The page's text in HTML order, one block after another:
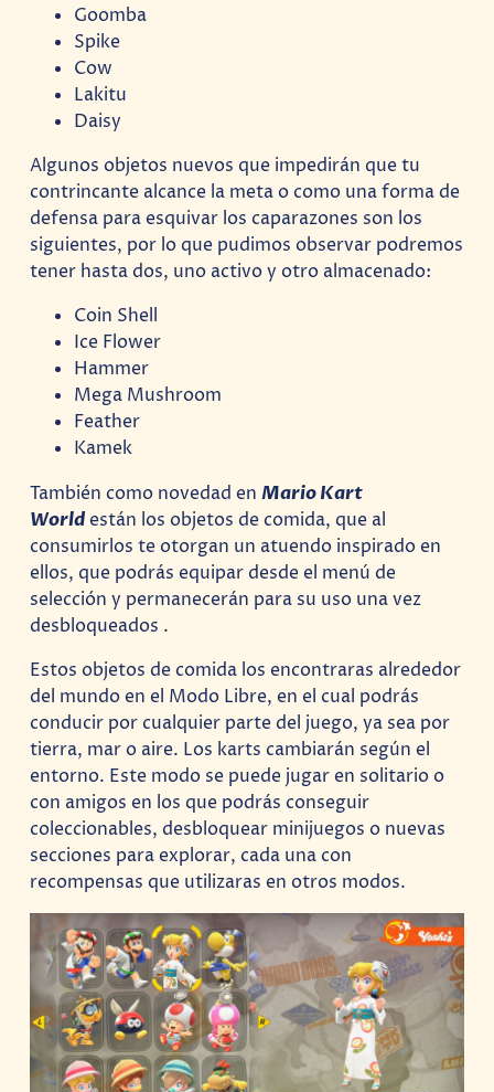
Goomba
Spike
Cow
Lakitu
Daisy
Algunos objetos nuevos que impedirán que tu
contrincante alcance la meta o como una forma de
defensa para esquivar los caparazones son los
siguientes, por lo que pudimos observar podremos
tener hasta dos, uno activo y otro almacenado:
Coin Shell
Ice Flower
Hammer
Mega Mushroom
Feather
Kamek
También como novedad enMario Kart
Worldestán los objetos de comida, que al
consumirlos te otorgan un atuendo inspirado en
ellos, que podrás equipar desde el menú de
selección y permanecerán para su uso una vez
desbloqueados .
Estos objetos de comida los encontraras alrededor
del mundo en el Modo Libre, en el cual podrás
conducir por cualquier parte del juego, ya sea por
tierra, mar o aire. Los karts cambiarán según el
entorno. Este modo se puede jugar en solitario o
con amigos en los que podrás conseguir
coleccionables, desbloquear minijuegos o nuevas
secciones para explorar, cada una con
recompensas que utilizaras en otros modos.